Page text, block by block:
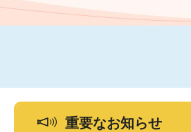
文
重要なお知らせ